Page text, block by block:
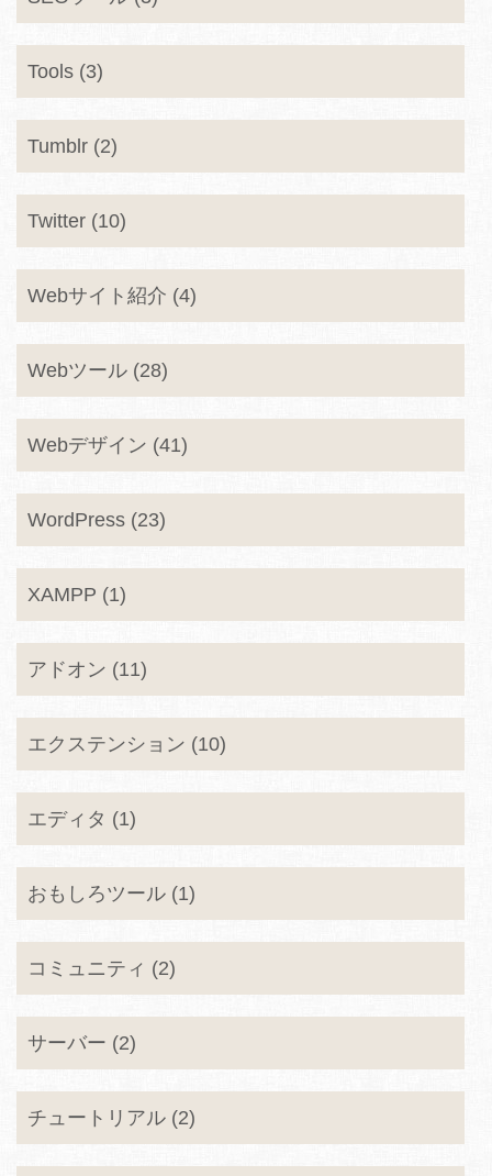
Tools (3)
Tumblr (2)
Twitter (10)
Webサイト紹介 (4)
Webツール (28)
Webデザイン (41)
WordPress (23)
XAMPP (1)
アドオン (11)
エクステンション (10)
エディタ (1)
おもしろツール (1)
コミュニティ (2)
サーバー (2)
チュートリアル (2)